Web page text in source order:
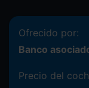
Ofrecido por:
Banco
Precio del